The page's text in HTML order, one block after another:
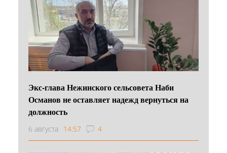
Экс-глава Нежинского сельсовета Наби
Османов не оставляет надежд вернуться на
должность
6 августа 14:57 4